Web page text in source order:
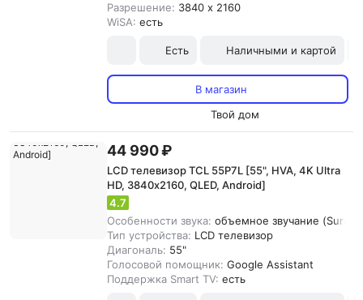
Разрешение: 3840 x 2160
WiSA: есть
Есть Наличными и картой
В магазин
Твой дом
44 990 ₽
LCD телевизор TCL 55P7L [55", HVA, 4K Ultra
HD, 3840х2160, QLED, Android]
4.7
Особенности звука: объемное звучание
Тип устройства: LCD телевизор
Диагональ: 55"
Голосовой помощник: Google Assistant
Поддержка Smart TV: есть